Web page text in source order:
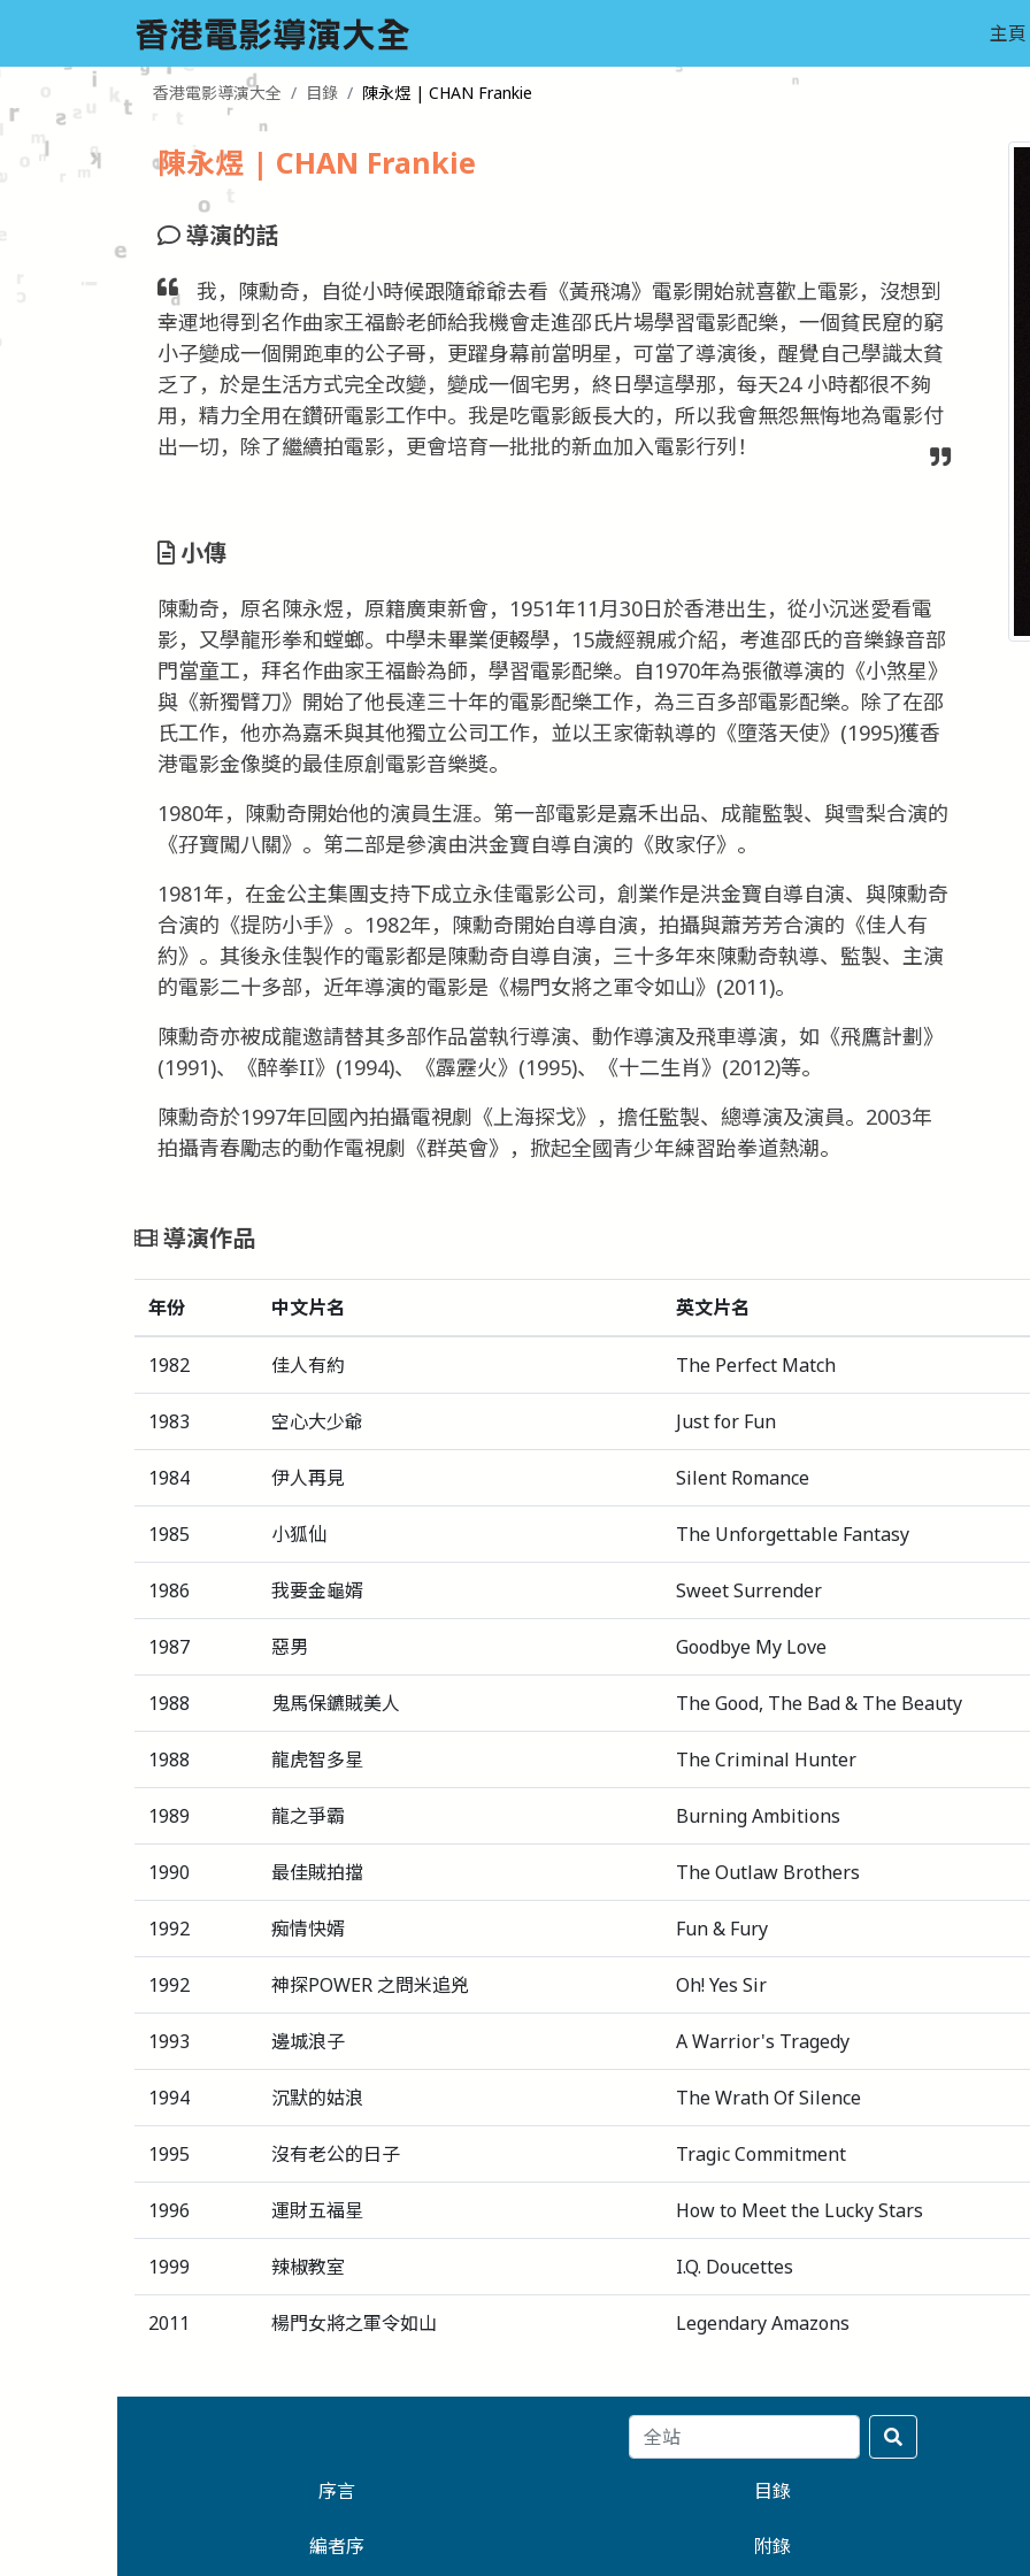
主頁
香港電影導演大全 目錄 陳永煜 | CHAN Frankie
陳永煜 | CHAN Frankie
導演的話
我，陳勳奇，自從小時候跟隨爺爺去看《黃飛鴻》電影開始就喜歡上電影，沒想到
幸運地得到名作曲家王福齡老師給我機會走進邵氏片場學習電影配樂，一個貧民窟的窮
小子變成一個開跑車的公子哥，更躍身幕前當明星，可當了導演後，醒覺自己學識太貧
乏了，於是生活方式完全改變，變成一個宅男，終日學這學那，每天24 小時都很不夠
用，精力全用在鑽研電影工作中。我是吃電影飯長大的，所以我會無怨無悔地為電影付
出一切，除了繼續拍電影，更會培育一批批的新血加入電影行列！
小傳
陳勳奇，原名陳永煜，原籍廣東新會，1951年11月30日於香港出生，從小沉迷愛看電
影，又學龍形拳和螳螂。中學未畢業便輟學，15歲經親戚介紹，考進邵氏的音樂錄音部
門當童工，拜名作曲家王福齡為師，學習電影配樂。自1970年為張徹導演的《小煞星》
與《新獨臂刀》開始了他長達三十年的電影配樂工作，為三百多部電影配樂。除了在邵
氏工作，他亦為嘉禾與其他獨立公司工作，並以王家衛執導的《墮落天使》(1995)獲香
港電影金像獎的最佳原創電影音樂獎。
1980年，陳勳奇開始他的演員生涯。第一部電影是嘉禾出品、成龍監製、與雪梨合演的
《孖寶闖八關》。第二部是參演由洪金寶自導自演的《敗家仔》。
1981年，在金公主集團支持下成立永佳電影公司，創業作是洪金寶自導自演、與陳勳奇
合演的《提防小手》。1982年，陳勳奇開始自導自演，拍攝與蕭芳芳合演的《佳人有
約》。其後永佳製作的電影都是陳勳奇自導自演，三十多年來陳勳奇執導、監製、主演
的電影二十多部，近年導演的電影是《楊門女將之軍令如山》(2011)。
陳勳奇亦被成龍邀請替其多部作品當執行導演、動作導演及飛車導演，如《飛鷹計劃》
(1991)、《醉拳II》(1994)、《霹靂火》(1995)、《十二生肖》(2012)等。
陳勳奇於1997年回國內拍攝電視劇《上海探戈》，擔任監製、總導演及演員。2003年
拍攝青春勵志的動作電視劇《群英會》，掀起全國青少年練習跆拳道熱潮。
導演作品
年份 中文片名 英文片名
1982 佳人有約 The Perfect Match
1983 空心大少爺 Just for Fun
1984 伊人再見 Silent Romance
1985 小狐仙 The Unforgettable Fantasy
1986 我要金龜婿 Sweet Surrender
1987 惡男 Goodbye My Love
1988 鬼馬保鑣賊美人 The Good, The Bad & The Beauty
1988 龍虎智多星 The Criminal Hunter
1989 龍之爭霸 Burning Ambitions
1990 最佳賊拍擋 The Outlaw Brothers
1992 痴情快婿 Fun & Fury
1992 神探POWER 之問米追兇 Oh! Yes Sir
1993 邊城浪子 A Warrior's Tragedy
1994 沉默的姑浪 The Wrath Of Silence
1995 沒有老公的日子 Tragic Commitment
1996 運財五福星 How to Meet the Lucky Stars
1999 辣椒教室 I.Q. Doucettes
2011 楊門女將之軍令如山 Legendary Amazons
序言 目錄
編者序 附錄